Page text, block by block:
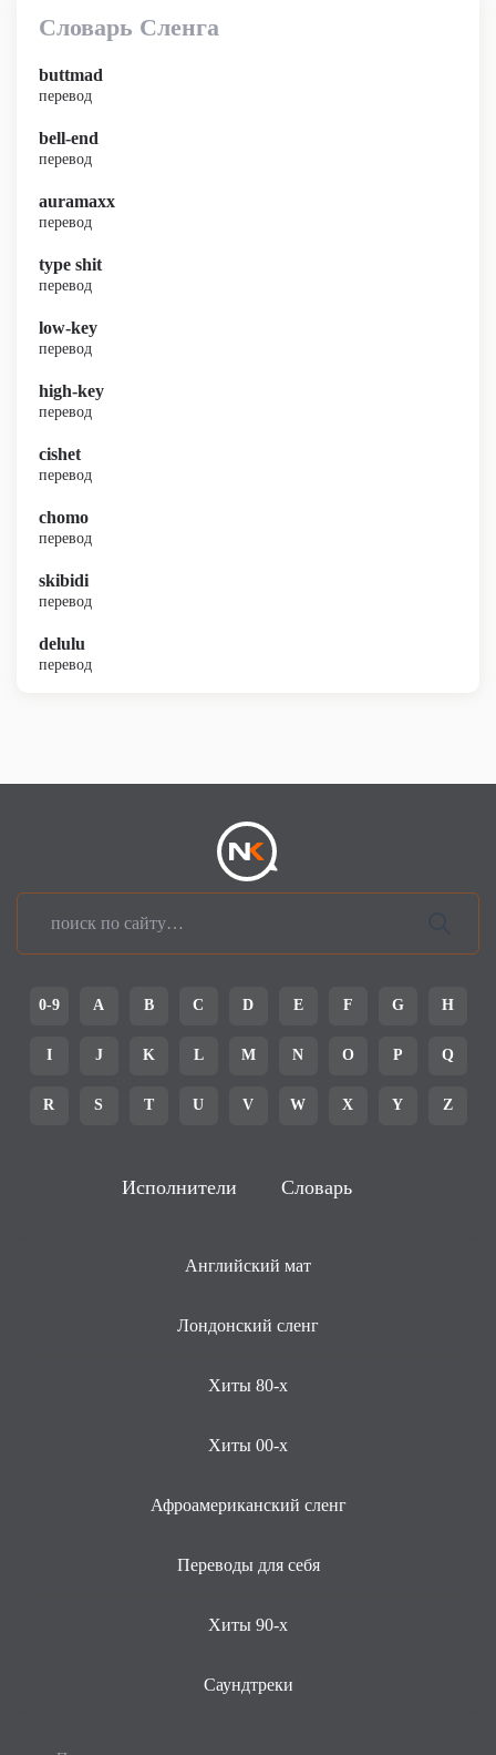
Словарь Сленга
buttmad
перевод
bell-end
перевод
auramaxx
перевод
type shit
перевод
low-key
перевод
high-key
перевод
cishet
перевод
chomo
перевод
skibidi
перевод
delulu
перевод
0-9 A B C D E F G H
I J K L M N O P Q
R S T U V W X Y Z
Исполнители Словарь
Английский мат
Лондонский сленг
Хиты 80-х
Хиты 00-х
Афроамериканский сленг
Переводы для себя
Хиты 90-х
Саундтреки